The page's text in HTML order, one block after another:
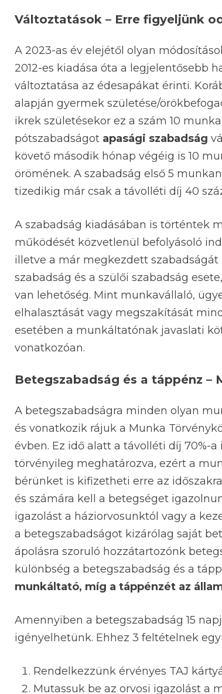
Változtatások – Erre figyeljünk
A 2023-as év elejétől olyan
2012-es kiadása óta a legjelentősebb
változtatása az édesapákat érinti.
alapján gyermek születése/
ikrek születésekor ez a szám 10
pótszabadságot apasági szabadság
követő második hónap végéig is 10
örömének. A szabadság első 5
tizedikig már csak a távolléti díj 40
A szabadság kiadásában is történtek
működését közvetlenül befolyásoló
illetve a már megkezdett
szabadság és a szülői szabadság
van lehetőség. Mint munkavállaló,
elhalasztását vagy megszakítását
esetében a munkáltatónak javaslati
vonatkozóan.
Betegszabadság és a táppénz –
A betegszabadságra minden olyan
és vonatkozik rájuk a Munka
évben. Ez idő alatt a távolléti díj 70%-
törvényileg meghatározva, ezért a
bérünket is kifizetheti erre az
és számára kell a betegséget
igazolást a háziorvosunktól vagy a
a betegszabadságot kizárólag saját
ápolásra szoruló hozzátartozónk
különbség a betegszabadság és a
munkáltató, míg a táppénzét az
Amennyiben a betegszabadság 15
igényelhetünk. Ehhez 3 feltételnek
Rendelkezzünk érvényes TAJ
Mutassuk be az orvosi igazolást a